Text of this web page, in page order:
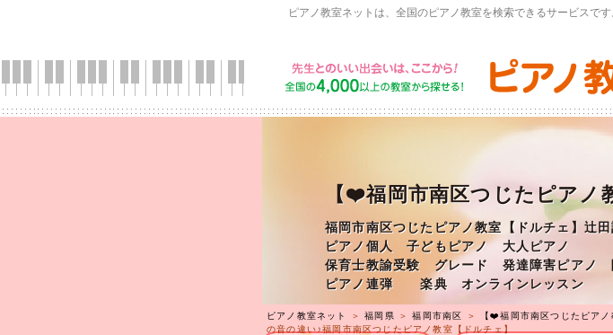
ピアノ教室ネットは、全国のピアノ教室を検索できるサービスで
【❤️福岡市南区つじたピアノ
福岡市南区つじたピアノ教室【ドルチェ】辻
ピアノ個人 子どもピアノ 大人ピアノ
保育士教諭受験 グレード 発達障害ピアノ
ピアノ連弾 楽典 オンラインレッスン
ピアノ教室ネット ＞福岡県 ＞福岡市南区 ＞ 【❤️福岡市南区つじたピアノ
の音の違い♪福岡市南区つじたピアノ教室【ドルチェ】